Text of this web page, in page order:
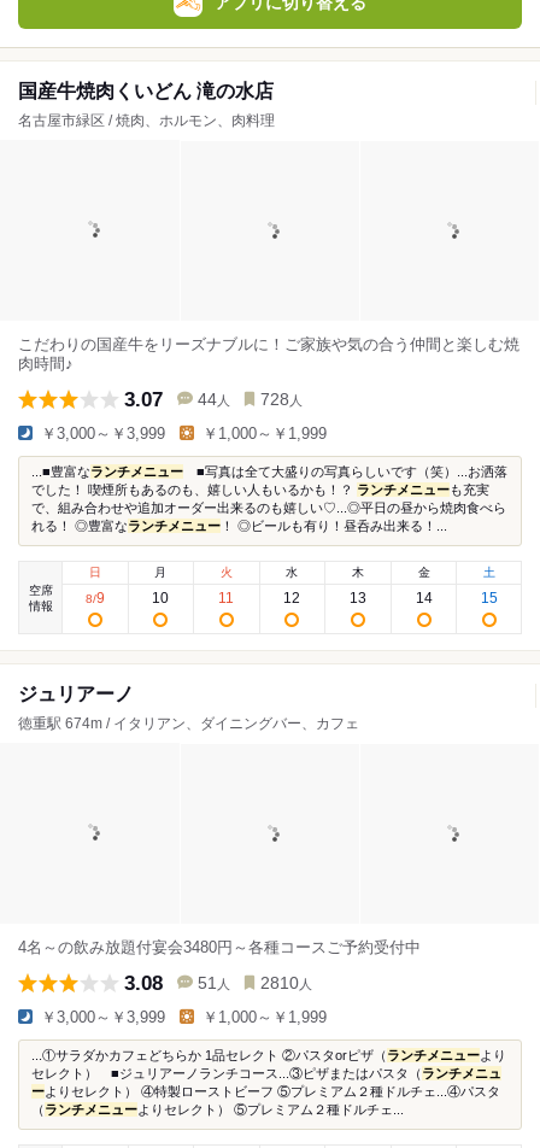
国産牛焼肉くいどん 滝の水店
名古屋市緑区 / 焼肉、ホルモン、肉料理
こだわりの国産牛をリーズナブルに！ご家族や気の合う仲間と楽しむ焼
肉時間♪
3.07 44 人 728 人
￥3,000～￥3,999 ￥1,000～￥1,999
...■豊富なランチメニュー ■写真は全て大盛りの写真らしいです（笑）...お洒落
でした！ 喫煙所もあるのも、嬉しい人もいるかも！？ ランチメニューも充実
で、組み合わせや追加オーダー出来るのも嬉しい♡...◎平日の昼から焼肉食べら
れる！ ◎豊富なランチメニュー ！ ◎ビールも有り！昼呑み出来る！...
空席
情報
日
8/9
月
10
火
11
水
12
木
13
金
14
土
15
ジュリアーノ
徳重駅 674m / イタリアン、ダイニングバー、カフェ
4名～の飲み放題付宴会3480円～各種コースご予約受付中
3.08 51 人 2810 人
￥3,000～￥3,999 ￥1,000～￥1,999
...①サラダかカフェどちらか 1品セレクト ②パスタorピザ（ ランチメニューより
セレクト） ■ジュリアーノランチコース...③ピザまたはパスタ（ ランチメニュ
ーよりセレクト） ④特製ローストビーフ ⑤プレミアム２種ドルチェ...④パスタ
（ ランチメニューよりセレクト） ⑤プレミアム２種ドルチェ...